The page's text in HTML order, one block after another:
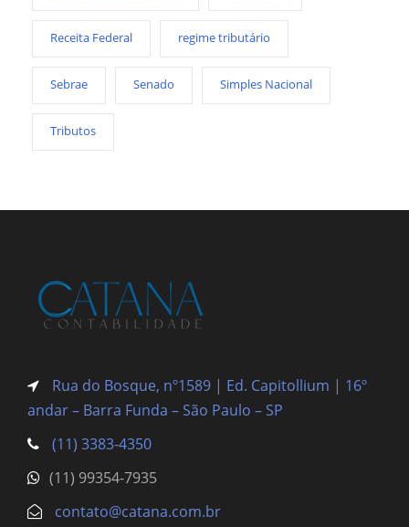
Receita Federal regime tributário
Sebrae Senado Simples Nacional
Tributos
Rua do Bosque, nº1589 | Ed. Capitollium | 16º
andar – Barra Funda – São Paulo – SP
(11) 3383-4350
(11) 99354-7935
contato@catana.com.br